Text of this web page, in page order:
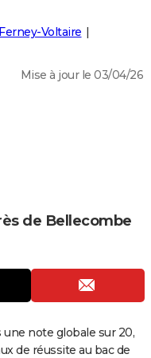
Ferney-Voltaire
Mise à jour le 03/04/26
de Bellecombe
note globale sur 20,
de réussite au bac de